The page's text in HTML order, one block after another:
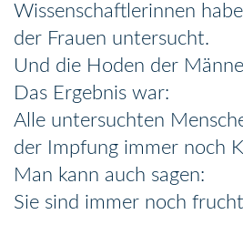
Wissenschaftlerinnen
der Frauen untersucht.
Und die Hoden der
Das Ergebnis war:
Alle untersuchten
der Impfung immer noch
Man kann auch sagen:
Sie sind immer noch